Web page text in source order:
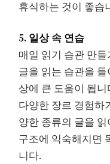
휴식하는 것이 좋습
5. 일상 속 연습
매일 읽기 습관 만
글을 읽는 습관을
상에 큰 도움이 됩니
다양한 장르 경험하
양한 종류의 글을
구조에 익숙해지면
니다.